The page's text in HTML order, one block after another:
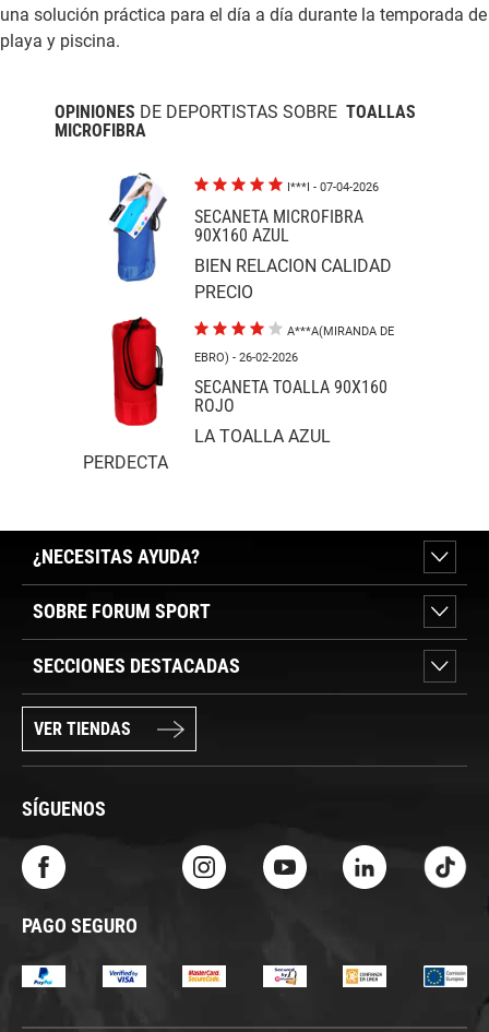
una solución práctica para el día a día durante la temporada de
playa y piscina.
OPINIONES DE DEPORTISTAS SOBRE TOALLAS
MICROFIBRA
I***I - 07-04-2026
SECANETA MICROFIBRA
90X160 AZUL
BIEN RELACION CALIDAD
PRECIO
A***A(MIRANDA DE
EBRO) - 26-02-2026
SECANETA TOALLA 90X160
ROJO
LA TOALLA AZUL
PERDECTA
¿NECESITAS AYUDA?
SOBRE FORUM SPORT
SECCIONES DESTACADAS
VER TIENDAS
SÍGUENOS
PAGO SEGURO